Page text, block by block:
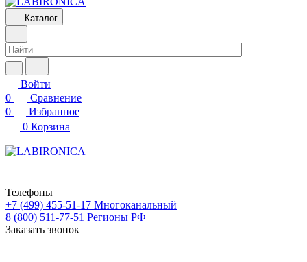
Каталог
Войти
0
Сравнение
0
Избранное
0 Корзина
Телефоны
+7 (499) 455-51-17 Многоканальный
8 (800) 511-77-51 Регионы РФ
Заказать звонок